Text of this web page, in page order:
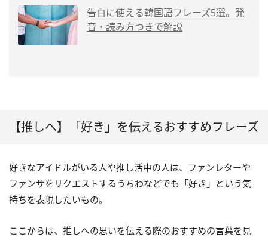
告白に使える韓国語フレーズ5選。発
音・読み方つきで解説
【推しへ】「好き」を伝えるおすすめフレーズ
好きなアイドルがいる人や推し活中の人は、ファンレターや
ファンサをリクエストするうちわなどでも「好き」という気
持ちを表現したいもの。
ここからは、推しへの思いを伝える際のおすすめの言葉を見